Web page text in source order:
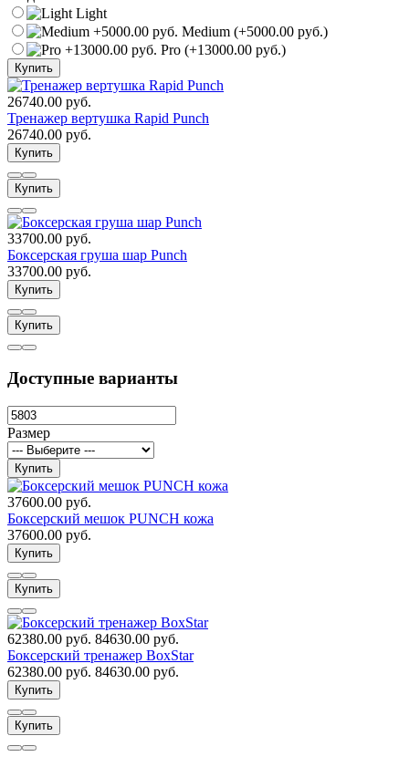
Light
Medium (+5000.00 руб.)
Pro (+13000.00 руб.)
Купить
26740.00 руб.
Тренажер вертушка Rapid Punch
26740.00 руб.
Купить
Купить
33700.00 руб.
Боксерская груша шар Punch
33700.00 руб.
Купить
Купить
Доступные варианты
Размер
Купить
37600.00 руб.
Боксерский мешок PUNCH кожа
37600.00 руб.
Купить
Купить
62380.00 руб. 84630.00 руб.
Боксерский тренажер BoxStar
62380.00 руб. 84630.00 руб.
Купить
Купить